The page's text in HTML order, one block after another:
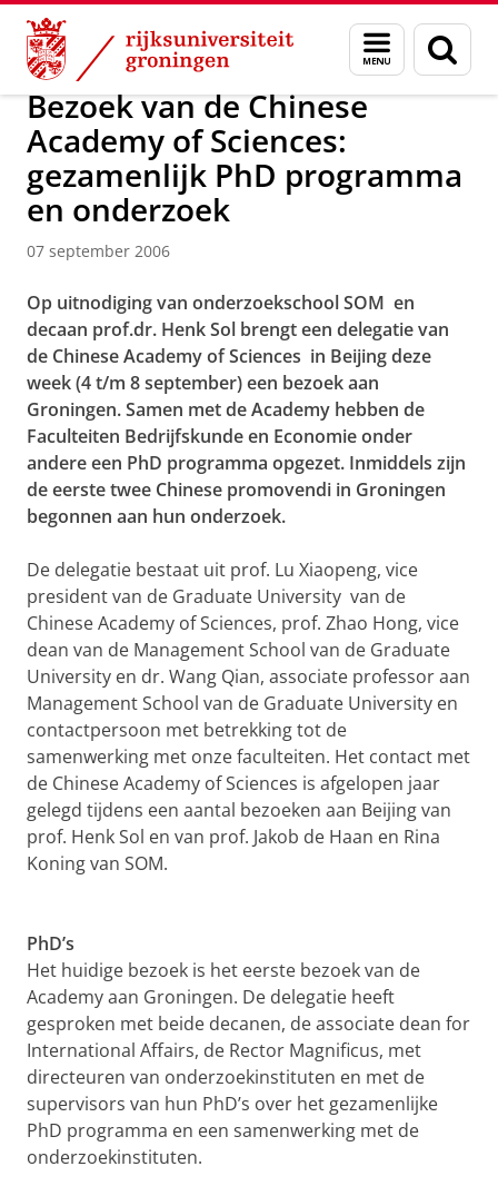
Skip
Content
Skip
Navigation
Menu
en
zoeken
Over ons Actueel Nieuws Nieuwsberichten
Bezoek van de Chinese
Academy of Sciences:
gezamenlijk PhD programma
en onderzoek
07 september 2006
Op uitnodiging van onderzoekschool SOM en
decaan prof.dr. Henk Sol brengt een delegatie van
de Chinese Academy of Sciences in Beijing deze
week (4 t/m 8 september) een bezoek aan
Groningen. Samen met de Academy hebben de
Faculteiten Bedrijfskunde en Economie onder
andere een PhD programma opgezet. Inmiddels zijn
de eerste twee Chinese promovendi in Groningen
begonnen aan hun onderzoek.
De delegatie bestaat uit prof. Lu Xiaopeng, vice
president van de Graduate University van de
Chinese Academy of Sciences, prof. Zhao Hong, vice
dean van de Management School van de Graduate
University en dr. Wang Qian, associate professor aan
Management School van de Graduate University en
contactpersoon met betrekking tot de
samenwerking met onze faculteiten. Het contact met
de Chinese Academy of Sciences is afgelopen jaar
gelegd tijdens een aantal bezoeken aan Beijing van
prof. Henk Sol en van prof. Jakob de Haan en Rina
Koning van SOM.
PhD’s
Het huidige bezoek is het eerste bezoek van de
Academy aan Groningen. De delegatie heeft
gesproken met beide decanen, de associate dean for
International Affairs, de Rector Magnificus, met
directeuren van onderzoekinstituten en met de
supervisors van hun PhD’s over het gezamenlijke
PhD programma en een samenwerking met de
onderzoekinstituten.